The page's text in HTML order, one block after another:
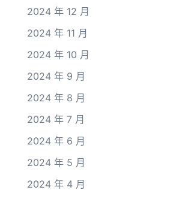
2024 年 12 月
2024 年 11 月
2024 年 10 月
2024 年 9 月
2024 年 8 月
2024 年 7 月
2024 年 6 月
2024 年 5 月
2024 年 4 月